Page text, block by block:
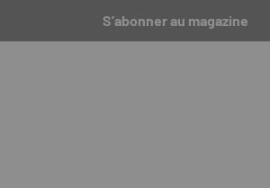
S’abonner au magazine